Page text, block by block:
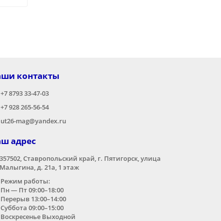
контакты
+7 8793 33-47-03
+7 928 265-56-54
ut26-mag@yandex.ru
адрес
357502, Ставропольский край, г. Пятигорск, улица
Малыгина, д. 21а,​ 1 этаж
Режим работы:
Пн — Пт 09:00–18:00
Перерыв 13:00–14:00
Суббота 09:00–15:00
Воскресенье Выходной